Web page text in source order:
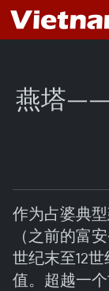
燕塔——
作为占婆典
（之前的富
世纪末至12
值。超越一